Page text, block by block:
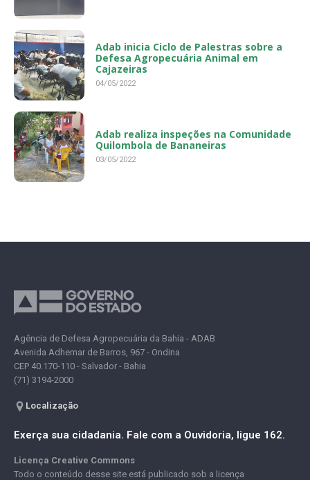
Adab inicia Ciclo de Palestras sobre a
Defesa Agropecuária Animal em
Cajazeiras
04/05/2022
Adab realiza inspeções na Comunidade
Quilombola de Bananeiras
03/05/2022
Agência de Defesa Agropecuária da Bahia - ADAB
Avenida Adhemar de Barros, 967 - Ondina
CEP 40.170-110 - Salvador - Bahia
(71) 3194-2000
Localização
Exerça sua cidadania. Fale com a Ouvidoria, ligue 162.
Licença Creative Commons
Todo o conteúdo desse site está publicado sob a licença